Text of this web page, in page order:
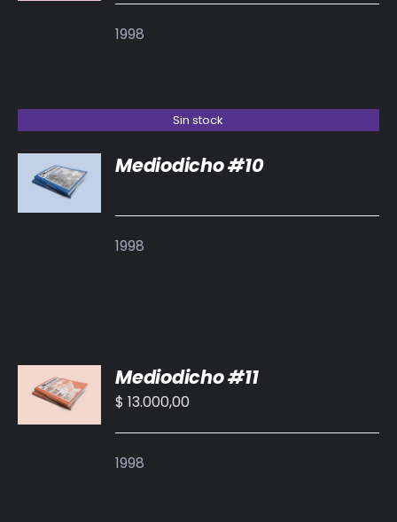
1998
Sin stock
DETALLES
Mediodicho #10
1998
AL
CARRITO
/
Mediodicho #11
$ 13.000,00
1998